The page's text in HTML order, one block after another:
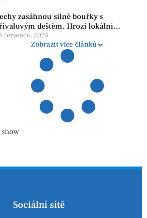
zasáhnou silné bouřky s
deštěm. Hrozí lokální
července, 2025
Zobrazit více článků
Sociální sítě